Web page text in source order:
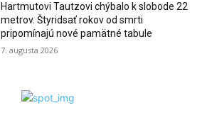
Hartmutovi Tautzovi chýbalo k slobode 22
metrov. Štyridsať rokov od smrti
pripomínajú nové pamätné tabule
7. augusta 2026